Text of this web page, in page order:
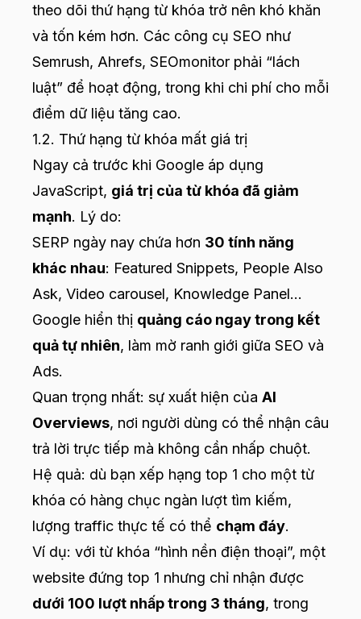
theo dõi thứ hạng từ khóa trở nên khó khăn
và tốn kém hơn. Các công cụ SEO như
Semrush, Ahrefs, SEOmonitor phải “lách
luật” để hoạt động, trong khi chi phí cho mỗi
điểm dữ liệu tăng cao.
1.2. Thứ hạng từ khóa mất giá trị
Ngay cả trước khi Google áp dụng
JavaScript, giá trị của từ khóa đã giảm
mạnh. Lý do:
SERP ngày nay chứa hơn 30 tính năng
khác nhau: Featured Snippets, People Also
Ask, Video carousel, Knowledge Panel…
Google hiển thị quảng cáo ngay trong kết
quả tự nhiên, làm mờ ranh giới giữa SEO và
Ads.
Quan trọng nhất: sự xuất hiện của AI
Overviews, nơi người dùng có thể nhận câu
trả lời trực tiếp mà không cần nhấp chuột.
Hệ quả: dù bạn xếp hạng top 1 cho một từ
khóa có hàng chục ngàn lượt tìm kiếm,
lượng traffic thực tế có thể chạm đáy.
Ví dụ: với từ khóa “hình nền điện thoại”, một
website đứng top 1 nhưng chỉ nhận được
dưới 100 lượt nhấp trong 3 tháng, trong